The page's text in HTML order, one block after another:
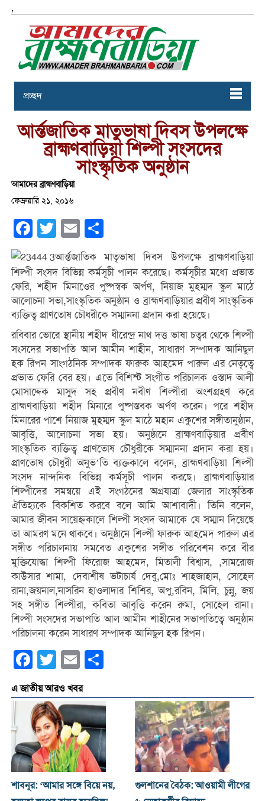
,
প্রচ্ছদ
আর্ন্তজাতিক মাতুভাষা দিবস উপলক্ষে
ব্রাহ্মণবাড়িয়া শিল্পী সংসদের
সাংস্কৃতিক অনুষ্ঠান
আমাদের ব্রাহ্মণবাড়িয়া
ফেব্রুয়ারি ২১, ২০১৬
Facebook
Twitter Email
আর্ন্তজাতিক মাতৃভাষা দিবস উপলক্ষে ব্রাহ্মণবাড়িয়া
শিল্পী সংসদ বিভিন্ন কর্মসূচী পালন করেছে। কর্মসূচীর মধ্যে প্রভাত
ফেরি, শহীদ মিনাওের পুষ্পস্বক অর্পণ, নিয়াজ মুহম্মদ স্কুল মাঠে
আলোচনা সভা,সাংস্কৃতিক অনুষ্ঠান ও ব্রাহ্মণবাড়িয়ার প্রবীণ সাংস্কৃতিক
ব্যক্তিত্ব প্রাণতোষ চৌধরীকে সম্মাননা প্রদান করা হয়েছে।
রবিবার ভোরে স্থানীয় শহীদ ধীরেন্দ্র নাথ দত্ত ভাষা চত্বর থেকে শিল্পী
সংসদের সভাপতি আল আমীন শাহীন, সাধারণ সম্পাদক আনিছুল
হক রিপন সাংগঠনিক সম্পাদক ফারুক আহমেদ পারুল এর নেতৃত্বে
প্রভাত ফেরি বের হয়। এতে বিশিস্ট সংগীত পরিচালক ওস্তাদ আলী
মোসাদ্দেক মাসুদ সহ প্রবীণ নবীণ শিল্পীরা অংশগ্রহণ করে
ব্রাহ্মণবাড়িয়া শহীদ মিনারে পুষ্পস্তবক অর্পণ করেন। পরে শহীদ
মিনারের পাশে নিয়াজ মুহম্মদ স্কুল মাঠে মহান একুশের সঙ্গীতানুষ্ঠান,
আবৃত্তি, আলোচনা সভা হয়। অনুষ্ঠানে ব্রাহ্মণবাড়িয়ার প্রবীণ
সাংস্কৃতিক ব্যক্তিত্ব প্রাণতোষ চৌধুরীকে সম্মাননা প্রদান করা হয়।
প্রাণতোষ চৌধুরী অনুভ’তি ব্যক্তকালে বলেন, ব্রাহ্মণবাড়িয়া শিল্পী
সংসদ নান্দনিক বিভিন্ন কর্মসূচী পালন করছে। ব্রাহ্মণবাড়িয়ার
শিল্পীদের সমন্বয়ে এই সংগঠনের অগ্রযাত্রা জেলার সাংস্কৃতিক
ঐতিহ্যকে বিকশিত করবে বলে আমি আশাবাদী। তিনি বলেন,
আমার জীবন সায়েহ্নকালে শিল্পী সংসদ আমাকে যে সম্মান দিয়েছে
তা আমরণ মনে থাকবে। অনুষ্ঠানে শিল্পী ফারুক আহমেদ পারুল এর
সঙ্গীত পরিচালনায় সমবেত একুশের সঙ্গীত পরিবেশন করে বীর
মুক্তিযোদ্ধা শিল্পী ফিরোজ আহমেদ, মিতালী বিশ্বাস, ,সামরোজ
কাউসার শামা, দেবাশীষ ভটাচার্য দেবু,মোঃ শাহজাহান, সোহেল
রানা,জয়নাল,নাসরিন হাওলাদার শিশির, অপু,রবিন, মিলি, চুন্নু, জয়
সহ সঙ্গীত শিল্পীরা, কবিতা আবৃত্তি করেন রুমা, সোহেল রানা।
শিল্পী সংসদের সভাপতি আল আমীন শাহীনের সভাপতিত্বে অনুষ্ঠান
পরিচালনা করেন সাধারণ সম্পাদক আনিছুল হক রিপন।
Facebook
Twitter Email
এ জাতীয় আরও খবর
শাবনূর: ‘আমার সঙ্গে বিয়ে নয়,
গুলশানের বৈঠক: আওয়ামী লীগের